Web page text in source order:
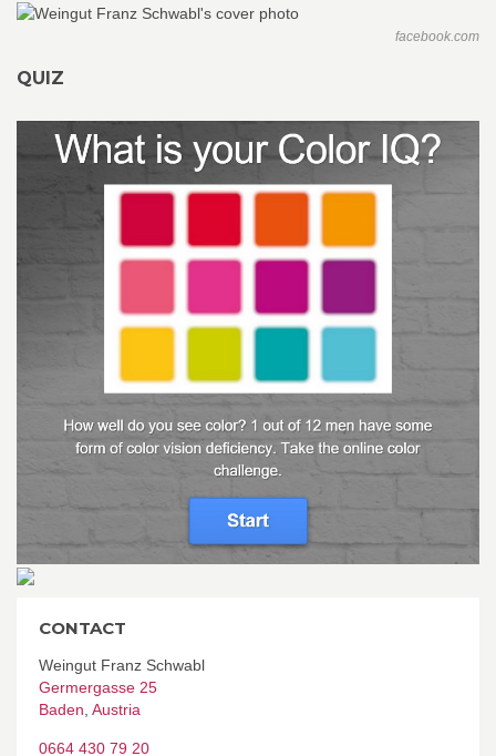
facebook.com
QUIZ
CONTACT
Weingut Franz Schwabl
Germergasse 25
Baden Austria
0664 430 79 20